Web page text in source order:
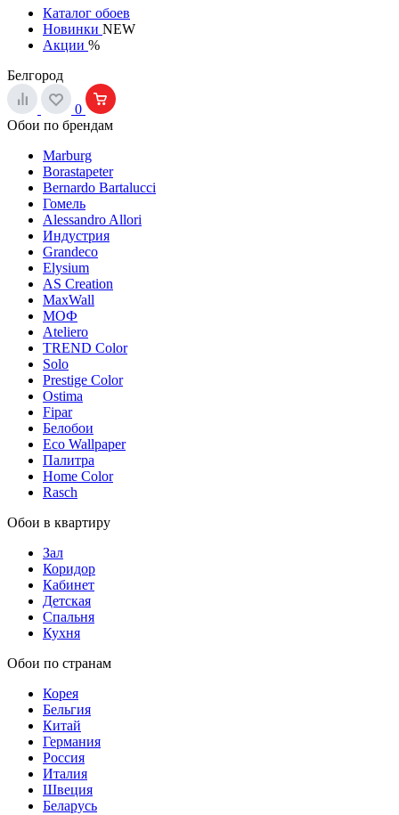
Каталог обоев
Новинки NEW
Акции %
Белгород
0
Обои по брендам
Marburg
Borastapeter
Bernardo Bartalucci
Гомель
Alessandro Allori
Индустрия
Grandeco
Elysium
AS Creation
MaxWall
МОФ
Ateliero
TREND Color
Solo
Prestige Color
Ostima
Fipar
Белобои
Eco Wallpaper
Палитра
Home Color
Rasch
Обои в квартиру
Зал
Коридор
Кабинет
Детская
Спальня
Кухня
Обои по странам
Корея
Бельгия
Китай
Германия
Россия
Италия
Швеция
Беларусь